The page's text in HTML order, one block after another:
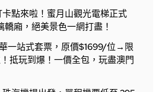
點來啦！蜜月山觀光電梯正式
轎廂，絕美景色一網打盡！
一站式套票，原價$1699/位→限
抵玩到爆！一價全包，玩盡澳門